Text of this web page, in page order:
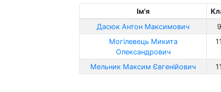
Ім'я
Дасюк Антон Максимович
9
Могілевець Микита
Олександрович
Мельник Максим Євгенійович